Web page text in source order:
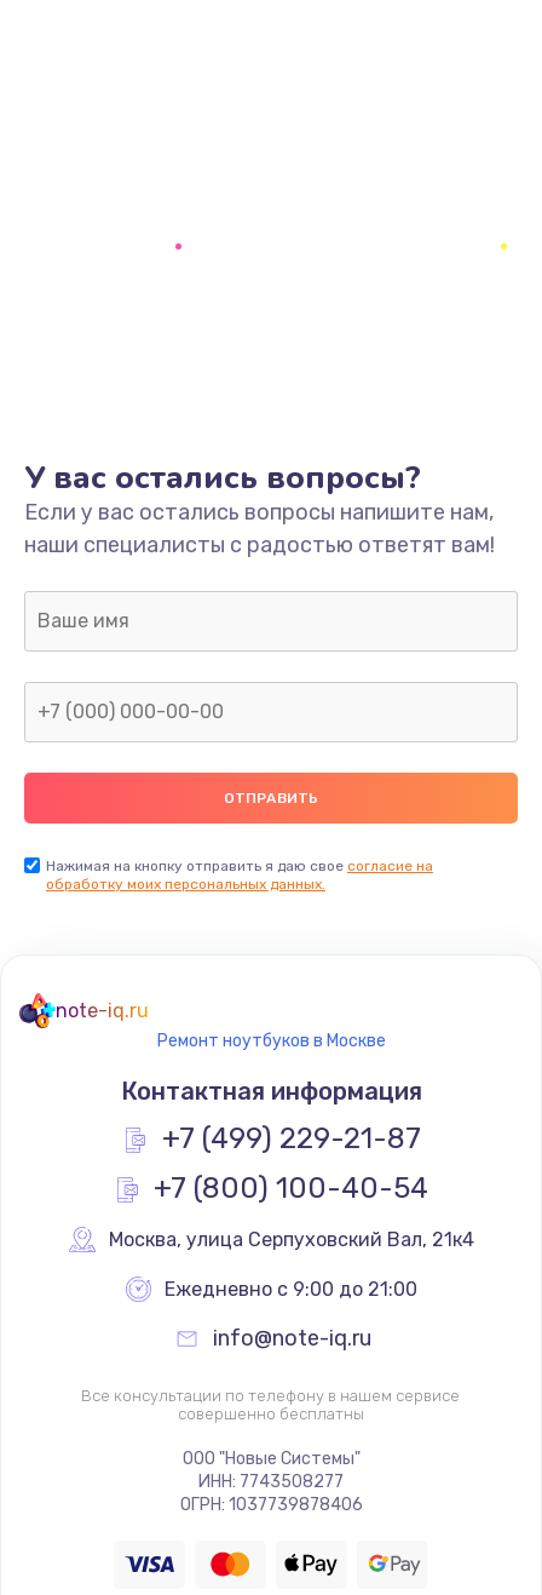
У вас остались вопросы?
Если у вас остались вопросы напишите нам,
наши специалисты с радостью ответят вам!
Нажимая на кнопку отправить я даю свое согласие на
обработку моих персональных данных.
note-iq.ru
Ремонт ноутбуков в Москве
Контактная информация
+7 (499) 229-21-87
+7 (800) 100-40-54
Москва, улица Серпуховский Вал, 21к4
Ежедневно с 9:00 до 21:00
info@note-iq.ru
Все консультации по телефону в нашем сервисе
совершенно бесплатны
ООО "Новые Системы"
ИНН: 7743508277
ОГРН: 1037739878406